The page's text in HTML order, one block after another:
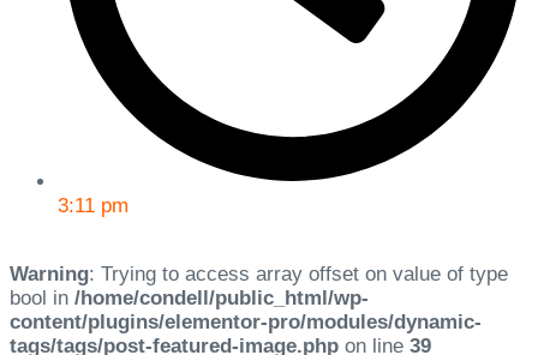
3:11 pm
Warning: Trying to access array offset on value of type
bool in /home/condell/public_html/wp-
content/plugins/elementor-pro/modules/dynamic-
tags/tags/post-featured-image.php on line 39